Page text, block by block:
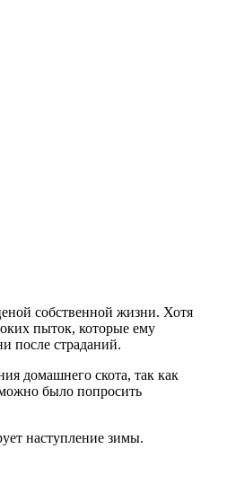
собственной жизни. Хотя
пыток, которые ему
после страданий.
домашнего скота, так как
было попросить
наступление зимы.